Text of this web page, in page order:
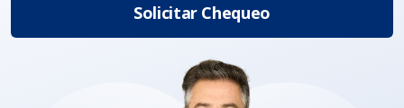
Solicitar Chequeo